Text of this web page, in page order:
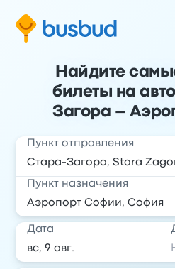
Найдите
билеты на
Загора –
Пункт отправления
Пункт назначения
Дата